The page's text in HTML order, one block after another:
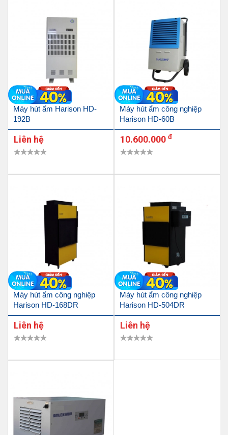
Máy hút ẩm Harison HD-
192B
Liên hệ
Máy hút ẩm công nghiệp
Harison HD-60B
10.600.000 đ
Máy hút ẩm công nghiệp
Harison HD-168DR
Liên hệ
Máy hút ẩm công nghiệp
Harison HD-504DR
Liên hệ